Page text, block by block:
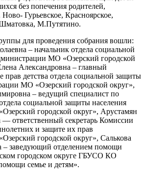
без попечения родителей,
Гурьевское, Красноярское,
М.Путятино.
для проведения собрания вошли:
– начальник отдела социальной
МО «Озерский городской
Александровна – главный
прав детства отдела социальной защиты
МО «Озерский городской округ»,
– ведущий специалист по
социальной защиты населения
городской округ», Арустамян
ответственный секретарь Комиссии
и защите их прав
городской округ», Салькова
– заведующий отделением помощи
городском округе ГБУСО КО
семье и детям».